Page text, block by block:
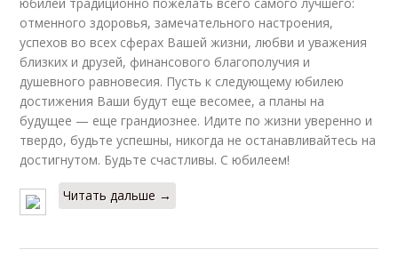
отменного здоровья, замечательного настроения,
успехов во всех сферах Вашей жизни, любви и уважения
близких и друзей, финансового благополучия и
душевного равновесия. Пусть к следующему юбилею
достижения Ваши будут еще весомее, а планы на
будущее — еще грандиознее. Идите по жизни уверенно и
твердо, будьте успешны, никогда не останавливайтесь на
достигнутом. Будьте счастливы. С юбилеем!
Читать дальше →